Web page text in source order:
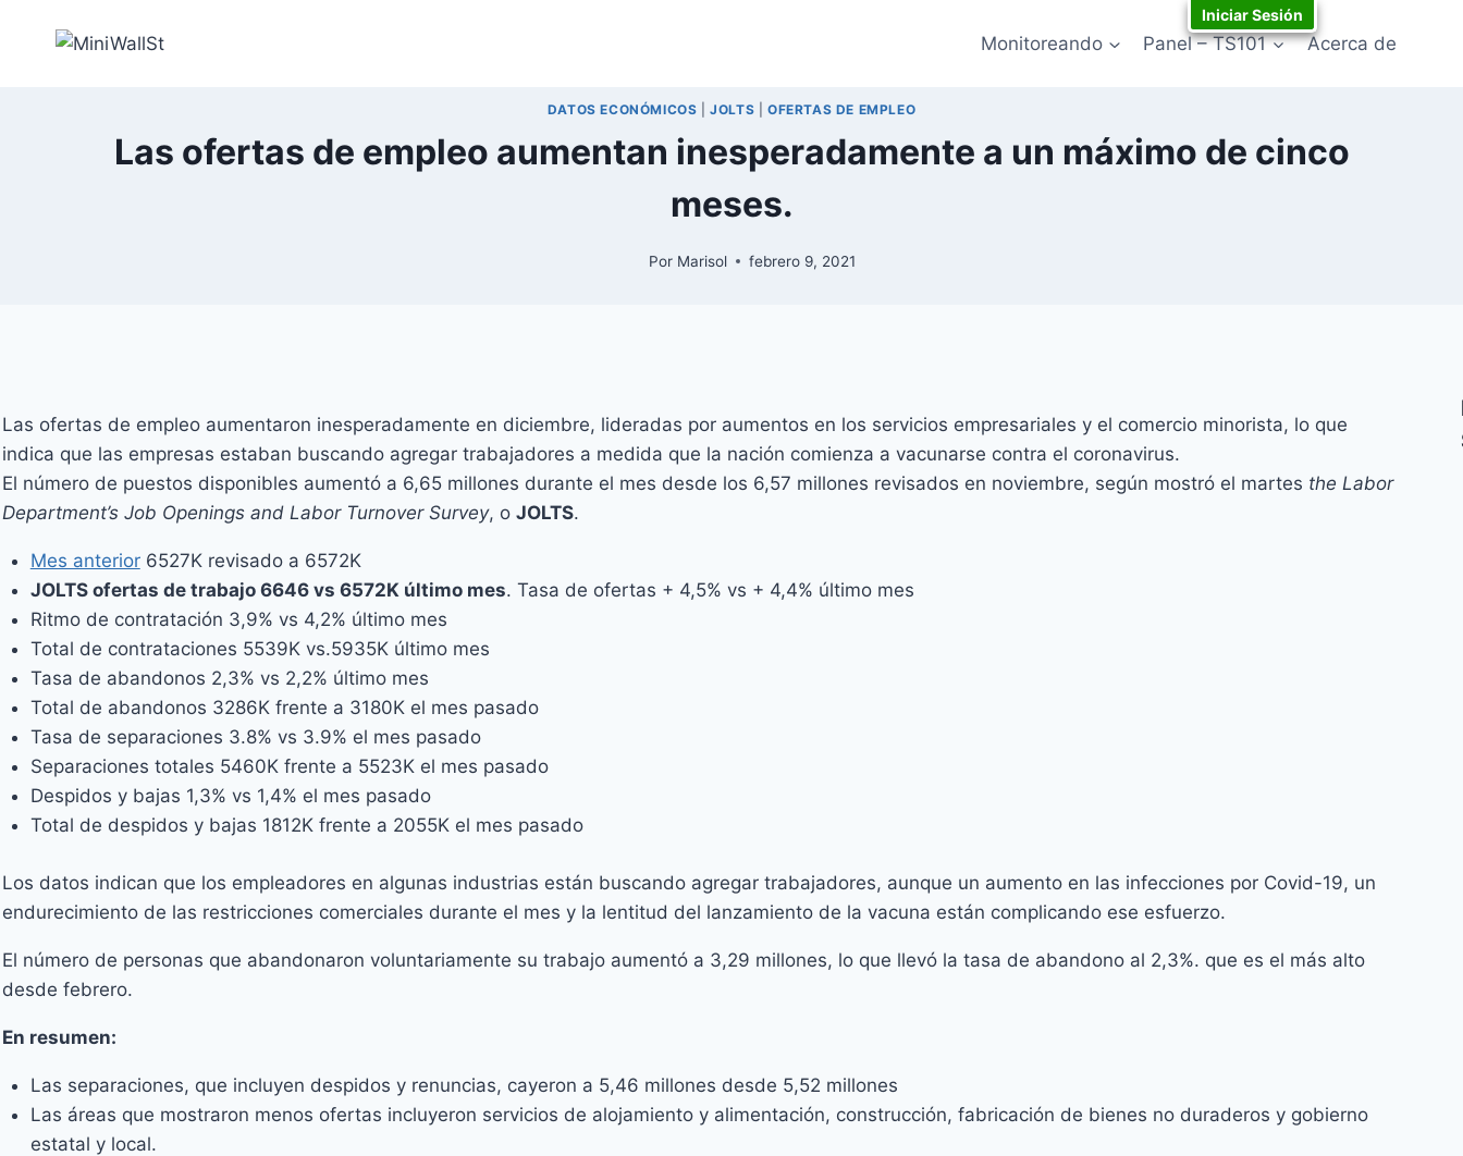
Monitoreando Panel – TS101 Acerca de
DATOS ECONÓMICOS |JOLTS OFERTAS DE EMPLEO
Las ofertas de empleo aumentan inesperadamente a un máximo de cinco
meses.
Por Marisol febrero 9, 2021
Las ofertas de empleo aumentaron inesperadamente en diciembre, lideradas por aumentos en los servicios empresariales y el comercio minorista, lo que
indica que las empresas estaban buscando agregar trabajadores a medida que la nación comienza a vacunarse contra el coronavirus.
El número de puestos disponibles aumentó a 6,65 millones durante el mes desde los 6,57 millones revisados ​​en noviembre, según mostró el martes the Labor
Department’s Job Openings and Labor Turnover Survey, oJOLTS.
Mes anterior6527K revisado a 6572K
JOLTS ofertas de trabajo 6646 vs 6572K último mes. Tasa de ofertas + 4,5% vs + 4,4% último mes
Ritmo de contratación 3,9% vs 4,2% último mes
Total de contrataciones 5539K vs.5935K último mes
Tasa de abandonos 2,3% vs 2,2% último mes
Total de abandonos 3286K frente a 3180K el mes pasado
Tasa de separaciones 3.8% vs 3.9% el mes pasado
Separaciones totales 5460K frente a 5523K el mes pasado
Despidos y bajas 1,3% vs 1,4% el mes pasado
Total de despidos y bajas 1812K frente a 2055K el mes pasado
Los datos indican que los empleadores en algunas industrias están buscando agregar trabajadores, aunque un aumento en las infecciones por Covid-19, un
endurecimiento de las restricciones comerciales durante el mes y la lentitud del lanzamiento de la vacuna están complicando ese esfuerzo.
El número de personas que abandonaron voluntariamente su trabajo aumentó a 3,29 millones, lo que llevó la tasa de abandono al 2,3%. que es el más alto
desde febrero.
En resumen:
Las separaciones, que incluyen despidos y renuncias, cayeron a 5,46 millones desde 5,52 millones
Las áreas que mostraron menos ofertas incluyeron servicios de alojamiento y alimentación, construcción, fabricación de bienes no duraderos y gobierno
estatal y local.
Iniciar Sesión